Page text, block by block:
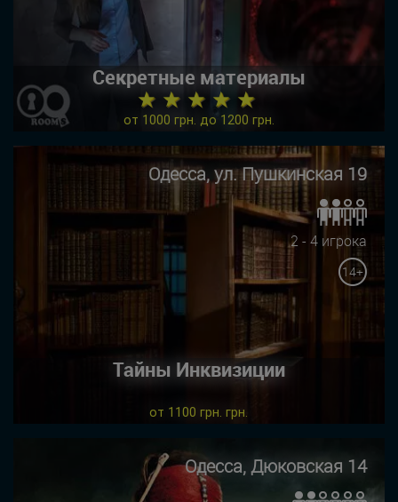
Секретные материалы
★ ★ ★ ★ ★
от 1000 грн. до 1200 грн.
Одесса, ул. Пушкинская 19
2 - 4 игрока
14+
Тайны Инквизиции
от 1100 грн. грн.
Одесса, Дюковская 14